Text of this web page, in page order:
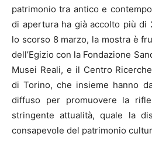
patrimonio tra antico e
di apertura ha già accolto più di
lo scorso 8 marzo, la mostra è
dell’Egizio con la Fondazione
Musei Reali, e il Centro
di Torino, che insieme hanno
diffuso per promuovere la
stringente attualità, quale la
consapevole del patrimonio